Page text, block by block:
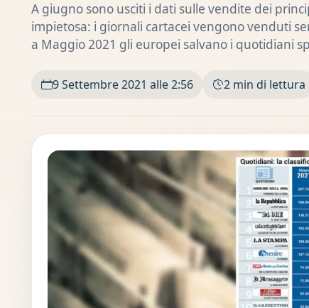
A giugno sono usciti i dati sulle vendite dei
impietosa: i giornali cartacei vengono venduti
a Maggio 2021 gli europei salvano i quotidiani
9 Settembre 2021 alle 2:56 2 min di lettura